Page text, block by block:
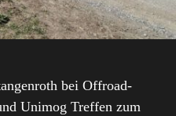
bei Offroad-
Unimog Treffen zum